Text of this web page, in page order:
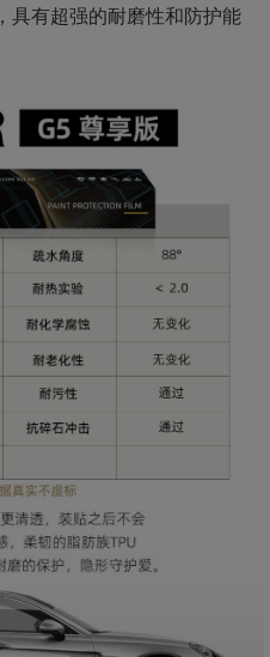
具有超强的耐磨性和防护能